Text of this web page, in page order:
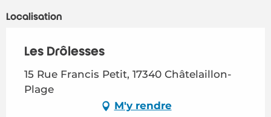
Localisation
Les Drôlesses
15 Rue Francis Petit, 17340 Châtelaillon-
Plage
M'y rendre